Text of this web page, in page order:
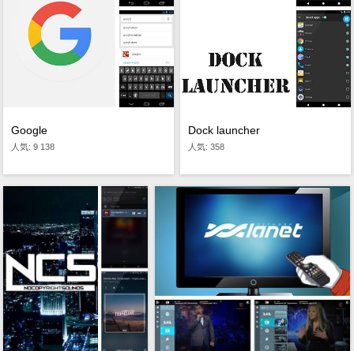
Google
人気: 9 138
Dock launcher
人気: 358